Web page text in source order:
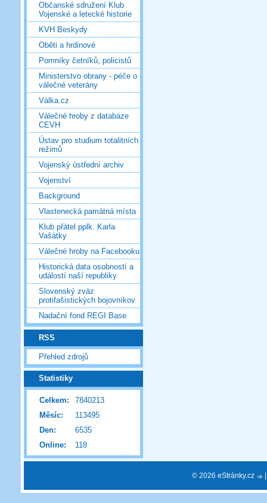
Občanské sdružení Klub
Vojenské a letecké historie
KVH Beskydy
Oběti a hrdinové
Pomníky četníků, policistů
Ministerstvo obrany - péče o
válečné veterány
Válka.cz
Válečné hroby z databáze
CEVH
Ústav pro studium totalitních
režimů
Vojenský ústřední archiv
Vojenství
Background
Vlastenecká památná místa
Klub přátel pplk. Karla
Vašátky
Válečné hroby na Facebooku
Historická data osobností a
událostí naší republiky
Slovenský zväz
protifašistických bojovníkov
Nadační fond REGI Base
RSS
Přehled zdrojů
Statistiky
Online: 118
Celkem:
7840213
Měsíc:
113495
Den:
6535
© 2026 eStránky.cz